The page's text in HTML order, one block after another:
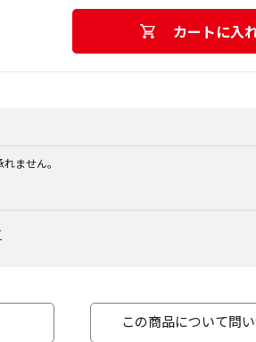
カートに入
ません。
この商品について問